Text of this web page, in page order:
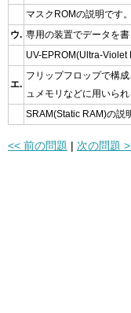
マスクROMの説明です。
ウ. 専用の装置でデータを
UV-EPROM(Ultra-Violet
エ.
フリップフロップで構
ュメモリなどに用いられ
SRAM(Static RAM)の説
<< 前の問題 | 次の問題